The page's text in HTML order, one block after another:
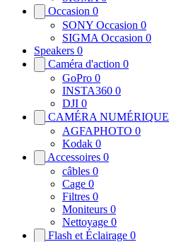
Occasion 0
SONY Occasion 0
SIGMA Occasion 0
Speakers 0
Caméra d'action 0
GoPro 0
INSTA360 0
DJI 0
CAMÉRA NUMÉRIQUE
AGFAPHOTO 0
Kodak 0
Accessoires 0
câbles 0
Cage 0
Filtres 0
Moniteurs 0
Nettoyage 0
Flash et Éclairage 0